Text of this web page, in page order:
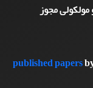
مجوز
published papers